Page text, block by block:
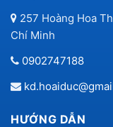
257 Hoàng Hoa
Chí Minh
0902747188
HƯỚNG DẪN